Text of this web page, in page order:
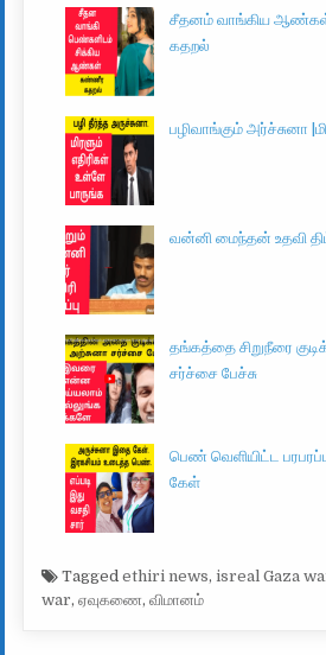
சீதனம் வாங்கிய ஆண்கள்
கதறல்
பழிவாங்கும் அர்ச்சுனா
வன்னி மைந்தன் உதவி
தங்கத்தை சிறுநீரை
சர்ச்சை பேச்சு
பெண் வெளியிட்ட
கேள்
Taggedethiri news,isreal Gaza
war,ஏவுகணை,விமானம்